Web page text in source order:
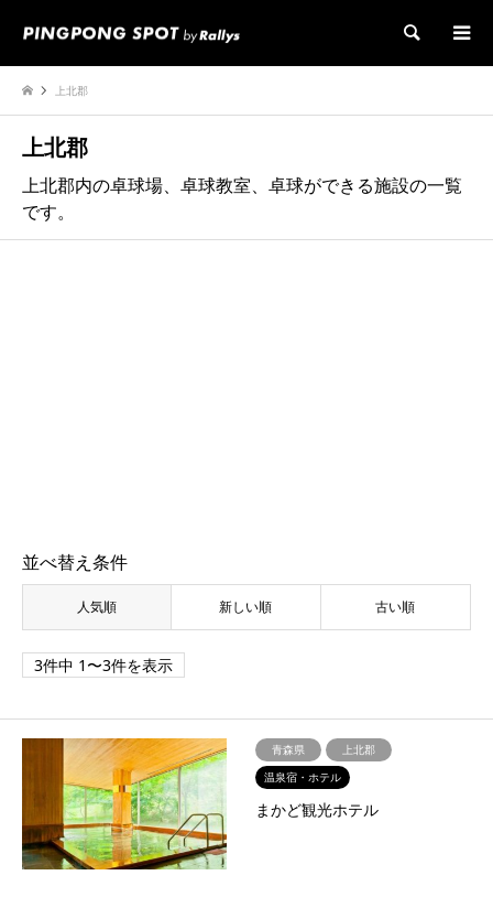
検索
上北郡
上北郡
上北郡内の卓球場、卓球教室、卓球ができる施設の一覧
です。
並べ替え条件
人気順 新しい順 古い順
3件中 1〜3件を表示
青森県
上北郡
温泉宿・ホテル
まかど観光ホテル